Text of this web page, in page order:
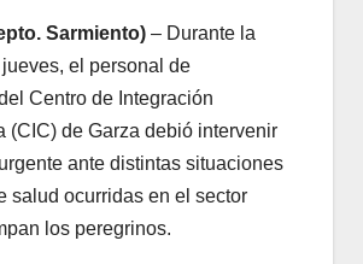
Sarmiento) – Durante la
el personal de
Centro de Integración
(CIC) de Garza debió intervenir
ante distintas situaciones
salud ocurridas en el sector
los peregrinos.